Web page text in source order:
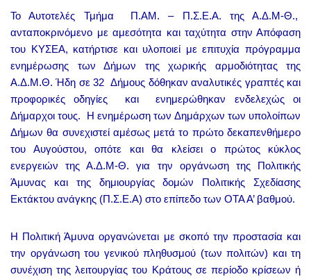
Το Αυτοτελές Τμήμα Π.ΑΜ. – Π.Σ.Ε.Α. της Α.Δ.Μ-Θ.,
ανταποκρινόμενο με αμεσότητα και ταχύτητα στην Απόφαση
του ΚΥΣΕΑ, κατήρτισε και υλοποιεί με επιτυχία πρόγραμμα
ενημέρωσης των Δήμων της χωρικής αρμοδιότητας της
Α.Δ.Μ.Θ. Ήδη σε 32 Δήμους δόθηκαν αναλυτικές γραπτές και
προφορικές οδηγίες και ενημερώθηκαν ενδελεχώς οι
Δήμαρχοι τους. Η ενημέρωση των Δημάρχων των υπολοίπων
Δήμων θα συνεχιστεί αμέσως μετά το πρώτο δεκαπενθήμερο
του Αυγούστου, οπότε και θα κλείσει ο πρώτος κύκλος
ενεργειών της Α.Δ.Μ-Θ. για την οργάνωση της Πολιτικής
Άμυνας και της δημιουργίας δομών Πολιτικής Σχεδίασης
Εκτάκτου ανάγκης (Π.Σ.Ε.Α) στο επίπεδο των ΟΤΑ Α’ βαθμού.
Η Πολιτική Άμυνα οργανώνεται με σκοπό την προστασία και
την οργάνωση του γενικού πληθυσμού (των πολιτών) και τη
συνέχιση της λειτουργίας του Κράτους σε περίοδο κρίσεων ή